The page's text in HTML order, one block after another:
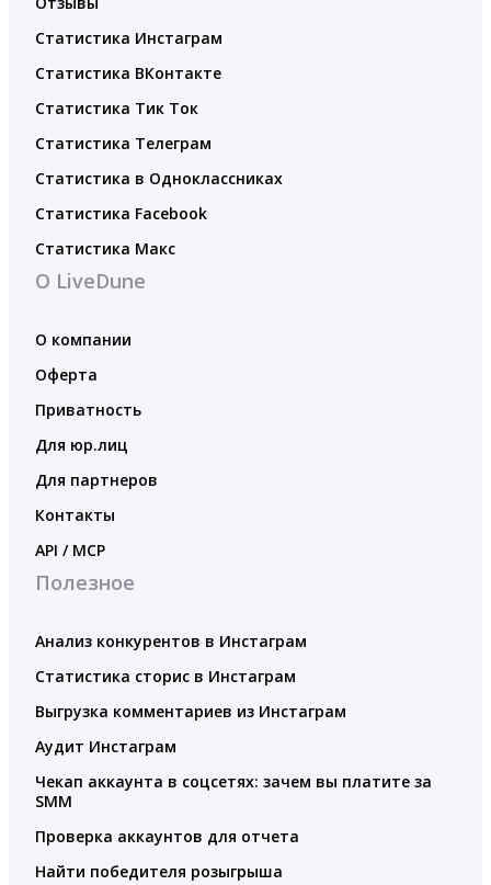
Статистика Инстаграм
Статистика ВКонтакте
Статистика Тик Ток
Статистика Телеграм
Статистика в Одноклассниках
Статистика Facebook
Статистика Макс
О LiveDune
О компании
Оферта
Приватность
Для юр.лиц
Для партнеров
Контакты
API / MCP
Полезное
Анализ конкурентов в Инстаграм
Статистика сторис в Инстаграм
Выгрузка комментариев из Инстаграм
Аудит Инстаграм
Чекап аккаунта в соцсетях: зачем вы платите за
SMM
Проверка аккаунтов для отчета
Найти победителя розыгрыша